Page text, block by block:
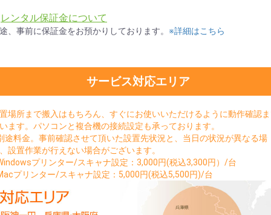
お買い物を続ける カートへ進む
レンタル保証金について
、事前に保証金をお預かりしております。 ※詳細はこちら
サービス対応エリア
場所まで搬入はもちろん、すぐにお使いいただけるように動作確認
ます。パソコンと複合機の接続設定も承っております。
途料金。事前確認させて頂いた設置先状況と、当日の状況が異なる場
設置作業が行えない場合がございます。
プリンター/スキャナ設定：3,000円(税込3,300円）/台
プリンター/スキャナ設定：5,000円(税込5,500円)/台